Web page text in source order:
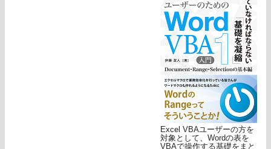
Excel VBAユーザーの方を
対象として、Wordの表を
VBAで操作する基礎をまと